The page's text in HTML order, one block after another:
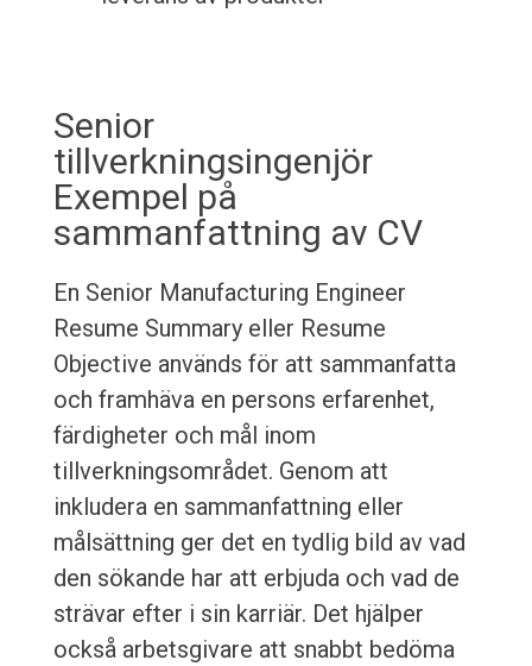
Senior
tillverkningsingenjör
Exempel på
sammanfattning av CV
En Senior Manufacturing Engineer
Resume Summary eller Resume
Objective används för att sammanfatta
och framhäva en persons erfarenhet,
färdigheter och mål inom
tillverkningsområdet. Genom att
inkludera en sammanfattning eller
målsättning ger det en tydlig bild av vad
den sökande har att erbjuda och vad de
strävar efter i sin karriär. Det hjälper
också arbetsgivare att snabbt bedöma